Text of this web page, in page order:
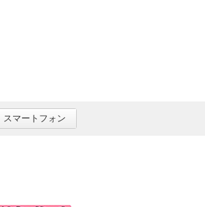
スマートフォン